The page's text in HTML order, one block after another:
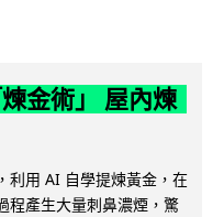
金術」 屋內煉
利用 AI 自學提煉黃金，在
程產生大量刺鼻濃煙，驚